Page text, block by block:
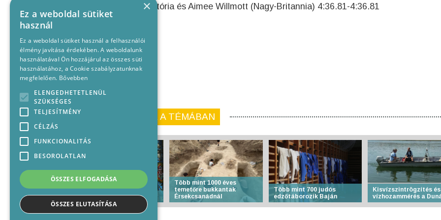
2. Mihályvári-Farkas Viktória és Aimee Willmott (Nagy-Britannia) 4:36.81-4:36.81
KORÁBBI CIKKEINK A TÉMÁBAN
Anyakönyvi hírek
Több mint 1000 éves
temetőre bukkantak
Érsekcsanádnál
Több mint 700 judós
edzőtáborozik Baján
Kisvízszintrögzítés és
vízhozammérés a
×
Ez a weboldal sütiket
használ
Ez a weboldal sütiket használ a felhasználói
élmény javítása érdekében. A weboldalunk
használatával Ön hozzájárul az összes süti
használatához, a Cookie szabályzatunknak
megfelelően. Bővebben
ELENGEDHETETLENÜL
SZÜKSÉGES
TELJESÍTMÉNY
CÉLZÁS
FUNKCIONALITÁS
BESOROLATLAN
ÖSSZES ELFOGADÁSA
ÖSSZES ELUTASÍTÁSA